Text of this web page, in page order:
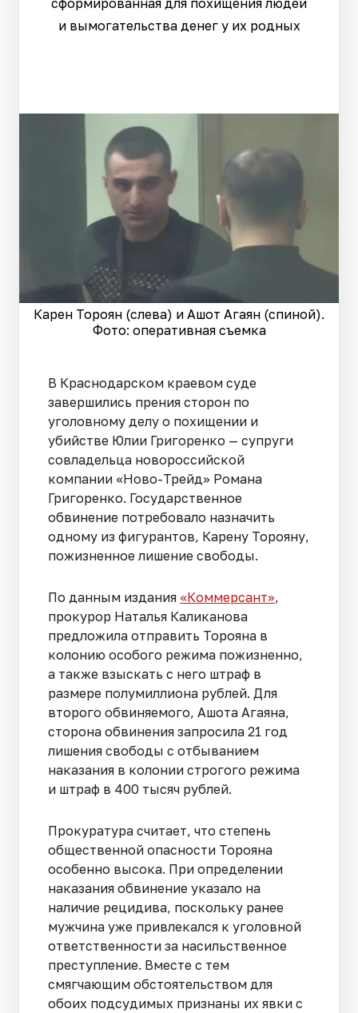
сформированная для похищения людей
и вымогательства денег у их родных
Карен Тороян (слева) и Ашот Агаян (спиной).
Фото: оперативная съемка
В Краснодарском краевом суде
завершились прения сторон по
уголовному делу о похищении и
убийстве Юлии Григоренко — супруги
совладельца новороссийской
компании «Ново-Трейд» Романа
Григоренко. Государственное
обвинение потребовало назначить
одному из фигурантов, Карену Торояну,
пожизненное лишение свободы.
По данным издания «Коммерсант»,
прокурор Наталья Каликанова
предложила отправить Торояна в
колонию особого режима пожизненно,
а также взыскать с него штраф в
размере полумиллиона рублей. Для
второго обвиняемого, Ашота Агаяна,
сторона обвинения запросила 21 год
лишения свободы с отбыванием
наказания в колонии строгого режима
и штраф в 400 тысяч рублей.
Прокуратура считает, что степень
общественной опасности Торояна
особенно высока. При определении
наказания обвинение указало на
наличие рецидива, поскольку ранее
мужчина уже привлекался к уголовной
ответственности за насильственное
преступление. Вместе с тем
смягчающим обстоятельством для
обоих подсудимых признаны их явки с